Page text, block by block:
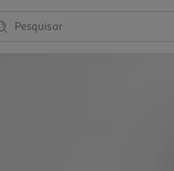
Pesquisar